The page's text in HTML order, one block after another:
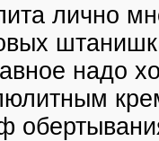
лично
надо